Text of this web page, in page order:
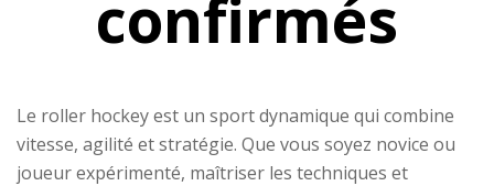
confirmés
Le roller hockey est un sport dynamique qui combine
vitesse, agilité et stratégie. Que vous soyez novice ou
joueur expérimenté, maîtriser les techniques et